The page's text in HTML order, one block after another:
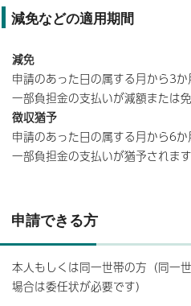
減免などの適用期間
減免
申請のあった日の属する月から3
一部負担金の支払いが減額または
徴収猶予
申請のあった日の属する月から6
一部負担金の支払いが猶予されます
申請できる方
本人もしくは同一世帯の方（同一
場合は委任状が必要です）